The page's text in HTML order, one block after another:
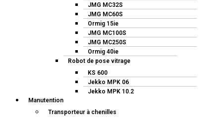
JMG MC32S
JMG MC60S
Ormig 15ie
JMG MC100S
JMG MC250S
Ormig 40ie
Robot de pose vitrage
KS 600
Jekko MPK 06
Jekko MPK 10.2
Manutention
Transporteur à chenilles